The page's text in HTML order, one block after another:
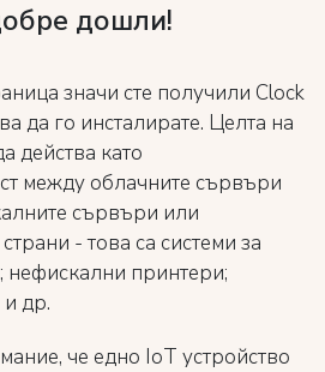
дошли!
значи сте получили Clock
да го инсталирате. Целта на
действа като
между облачните сървъри
сървъри или
- това са системи за
нефискални принтери;
др.
че едно IoT устройство